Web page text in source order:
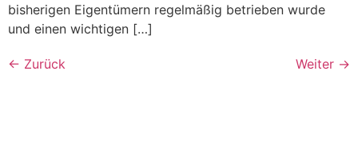
bisherigen Eigentümern regelmäßig betrieben wurde
und einen wichtigen […]
← Zurück Weiter →